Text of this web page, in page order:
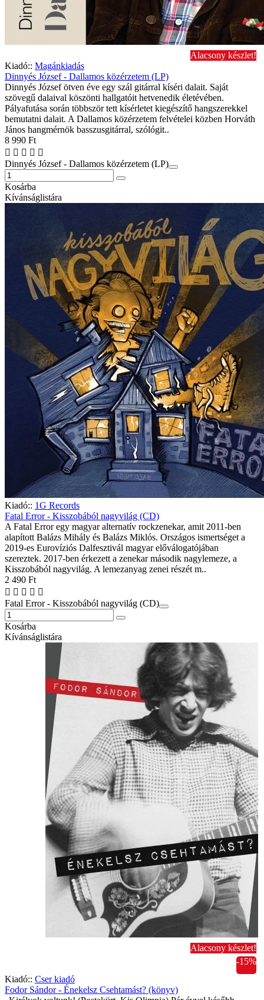
Alacsony készlet!
Kiadó:: Magánkiadás
Dinnyés József - Dallamos közérzetem (LP)
Dinnyés József ötven éve egy szál gitárral kíséri dalait. Saját
szövegű dalaival köszönti hallgatóit hetvenedik életévében.
Pályafutása során többször tett kísérletet kiegészítő hangszerekkel
bemutatni dalait. A Dallamos közérzetem felvételei közben Horváth
János hangmérnök basszusgitárral, szólógit..
8 990 Ft
Dinnyés József - Dallamos közérzetem (LP)
Kosárba
Kívánságlistára
Kiadó:: 1G Records
Fatal Error - Kisszobából nagyvilág (CD)
A Fatal Error egy magyar alternatív rockzenekar, amit 2011-ben
alapított Balázs Mihály és Balázs Miklós. Országos ismertséget a
2019-es Eurovíziós Dalfesztivál magyar előválogatójában
szereztek. 2017-ben érkezett a zenekar második nagylemeze, a
Kisszobából nagyvilág. A lemezanyag zenei részét m..
2 490 Ft
Fatal Error - Kisszobából nagyvilág (CD)
Kosárba
Kívánságlistára
Alacsony készlet!
-15%
Kiadó:: Cser kiadó
Fodor Sándor - Énekelsz Csehtamást? (könyv)